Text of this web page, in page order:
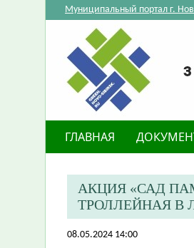
Муниципальный портал г.
ГЛАВНАЯ
АКЦИЯ «САД
ТРОЛЛЕЙНАЯ В
08.05.2024 14:00